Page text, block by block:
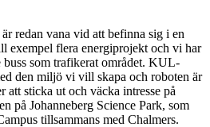
redan vana vid att befinna sig i en
exempel flera energiprojekt och vi har
som trafikerat området. KUL-
den miljö vi vill skapa och roboten är
att sticka ut och väcka intresse på
på Johanneberg Science Park, som
tillsammans med Chalmers.